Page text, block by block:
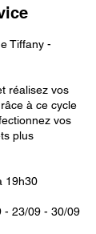
Tiffany -
réalisez vos
à ce cycle
vos
plus
19h30
- 23/09 - 30/09